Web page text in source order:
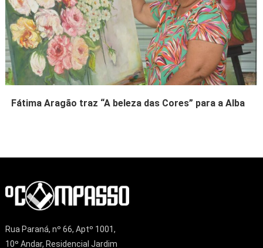
Fátima Aragão traz “A beleza das Cores” para a Alba
Rua Paraná, nº 66, Aptº 1001,
10º Andar, Residencial Jardim